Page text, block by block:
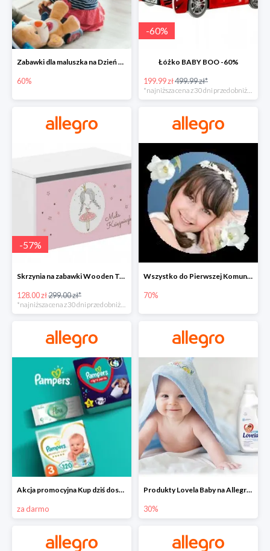
Zabawki dla maluszka na Dzień Dziecka na Allegro do -60%
60%
-60%
Łóżko BABY BOO -60%
199.99 zł499.99 zł*
*najniższa cena z 30 dni przed obniżką
-57%
Skrzynia na zabawki Wooden Toys -57%
128.00 zł299.00 zł*
Wszystko do Pierwszej Komunii na Allegro do -70%
70%
Akcja promocyjna Kup dziś dostawa jutro
za darmo
Produkty Lovela Baby na Allegro do -30%
30%